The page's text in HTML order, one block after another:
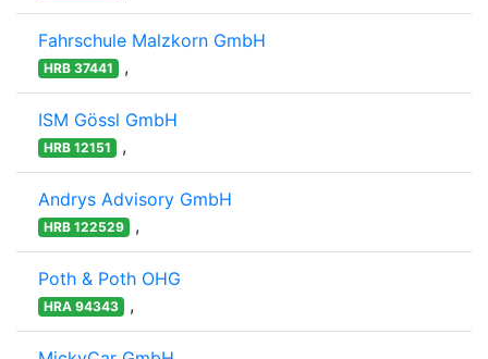
Fahrschule Malzkorn GmbH
HRB 37441 ,
ISM Gössl GmbH
HRB 12151 ,
Andrys Advisory GmbH
HRB 122529 ,
Poth & Poth OHG
HRA 94343 ,